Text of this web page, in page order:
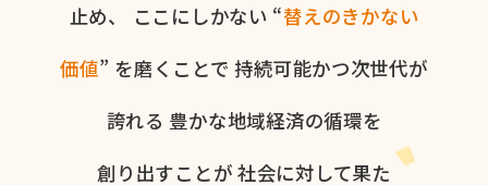
止め、
ここに​しかない​ “替えの​きかない​
価値” を​磨く​ことで 持続可能かつ次世代が​
誇れる 豊かな​地域経済の​循環を​
創り出すことが 社会に​対して​果た​